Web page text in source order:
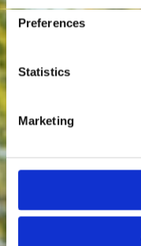
Preferences
Statistics
Marketing